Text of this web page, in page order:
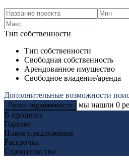
Тип собственности
Тип собственности
Свободная собственность
Арендованное имущество
Свободное владение/аренда
Дополнительные возможности
Поиск недвижимости мы нашли 0
В процессе
Горячее
Новое предложение
Рассрочка
Строительство